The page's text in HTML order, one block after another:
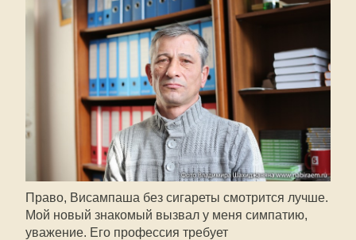
Право, Висампаша без сигареты смотрится лучше.
Мой новый знакомый вызвал у меня симпатию,
уважение. Его профессия требует